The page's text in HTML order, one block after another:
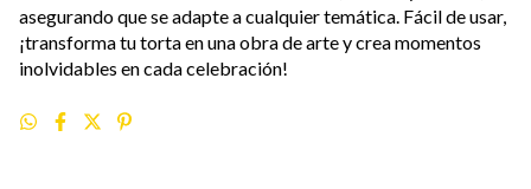
asegurando que se adapte a cualquier temática. Fácil de usar,
¡transforma tu torta en una obra de arte y crea momentos
inolvidables en cada celebración!